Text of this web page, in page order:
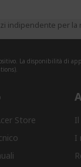
indipendente per
La disponibilità di
Store
I